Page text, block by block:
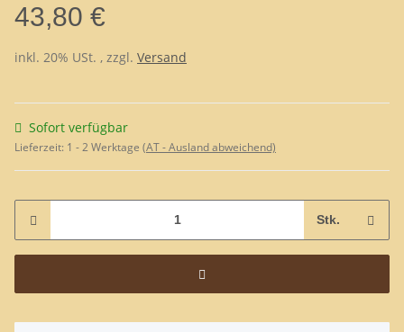
43,80 €
inkl. 20% USt. , zzgl. Versand
Sofort verfügbar
Lieferzeit: 1 - 2 Werktage (AT - Ausland abweichend)
Stk.